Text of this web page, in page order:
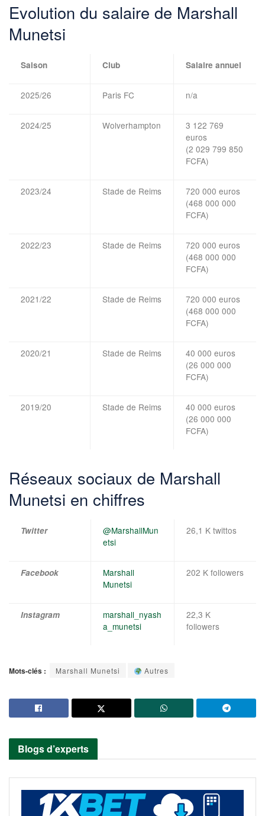
Evolution du salaire de Marshall
Munetsi
Saison Club Salaire annuel
2025/26 Paris FC n/a
2024/25 Wolverhampton
3 122 769
euros
(2 029 799 850
FCFA)
2023/24 Stade de Reims
720 000 euros
(468 000 000
FCFA)
2022/23 Stade de Reims
720 000 euros
(468 000 000
FCFA)
2021/22 Stade de Reims
720 000 euros
(468 000 000
FCFA)
2020/21 Stade de Reims
40 000 euros
(26 000 000
FCFA)
2019/20 Stade de Reims
40 000 euros
(26 000 000
FCFA)
Réseaux sociaux de Marshall
Munetsi en chiffres
Twitter
@MarshallMun
etsi
26,1 K twittos
Facebook
Marshall
Munetsi
202 K followers
Instagram
marshall_nyash
a_munetsi
22,3 K
followers
Mots-clés : Marshall Munetsi Autres
Blogs d’experts